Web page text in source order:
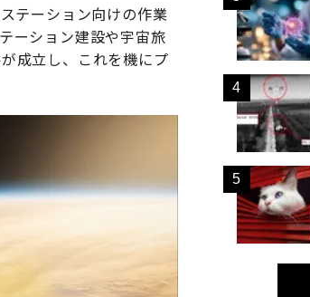
テーション向けの作業
ーション建設や宇宙旅
成立し、これを機にプ